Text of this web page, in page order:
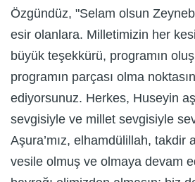
Özgündüz, "Selam olsun
esir olanlara. Milletimizin her
büyük teşekkürü, programın
programın parçası olma
ediyorsunuz. Herkes, Huseyin
sevgisiyle ve millet sevgisiyle
Aşura’mız, elhamdülillah, takdir
vesile olmuş ve olmaya devam